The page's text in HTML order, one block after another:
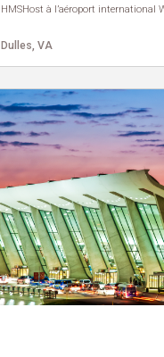
HMSHost à l’aéroport international
Dulles, VA